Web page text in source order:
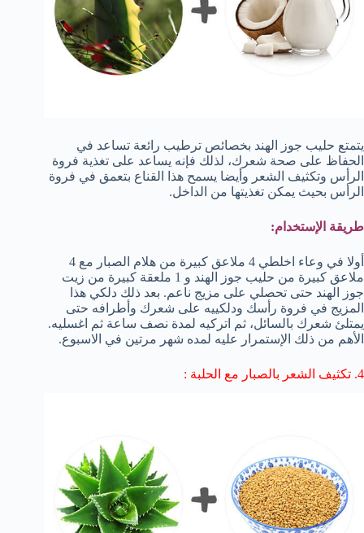
يتمتع حليب جوز الهند بخصائص ترطيب رائعة تساعد في
الحفاظ على صحة شعرك، لذلك فإنه يساعد على تغذية فروة
الرأس وتكثيف الشعر وأيضا يسمح هذا القناع بتعمق في فروة
الرأس بحيث يمكن تغذيتها من الداخل.
طريقة الإستخدام:
أولا في وعاء اخلطي 4 ملاعق كبيرة من هلام الصبار مع 4
ملاعق كبيرة من حليب جوز الهند و 1 ملعقة كبيرة من زيت
جوز الهند حتى تحصلي على مزيج ناعم. بعد ذلك دلكي هذا
المزيج في فروة رأسك ودلكييه على شعرك وأطرافه حتى
يمتلئ شعرك بالسائل، ثم اتركيه لمدة نصف ساعة ثم اغسليه.
الأهم من ذلك الإستمرار عليه لمده شهر مرتين في الاسبوع.
4. تكثيف الشعر بالصبار مع الحلبة :